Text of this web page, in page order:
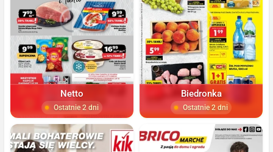
Netto
Ostatnie 2 dni
Biedronka
Ostatnie 2 dni